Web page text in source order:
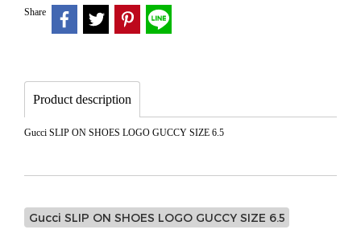
Share
Product description
Gucci SLIP ON SHOES LOGO GUCCY SIZE 6.5
Gucci SLIP ON SHOES LOGO GUCCY SIZE 6.5